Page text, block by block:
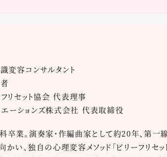
変容コンサルタント
リセット協会 代表理事
リエーションズ株式会社 代表取締役
業。演奏家・作編曲家として約20年、第一
い、独自の心理変容メソッド「ビリーフリセッ